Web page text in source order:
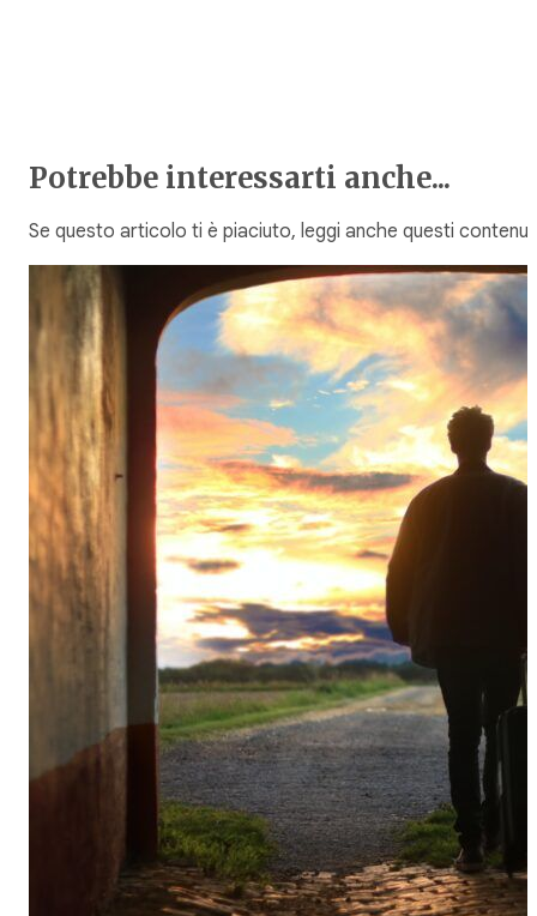
Potrebbe interessarti anche...
Se questo articolo ti è piaciuto, leggi anche questi